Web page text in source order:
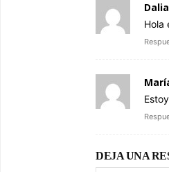
Hola
DEJA UNA